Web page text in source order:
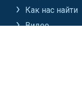
Как нас найти
Видео